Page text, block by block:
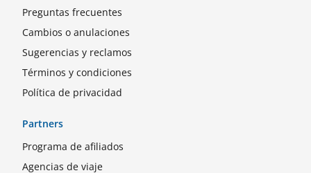
Preguntas frecuentes
Cambios o anulaciones
Sugerencias y reclamos
Términos y condiciones
Política de privacidad
Partners
Programa de afiliados
Agencias de viaje